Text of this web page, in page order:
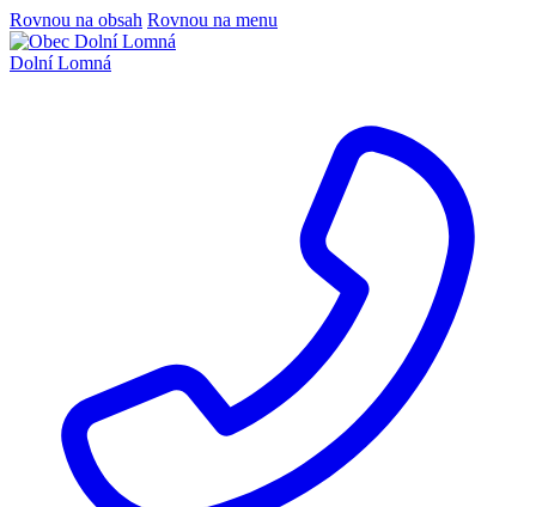
Rovnou na obsah Rovnou na menu
Dolní Lomná